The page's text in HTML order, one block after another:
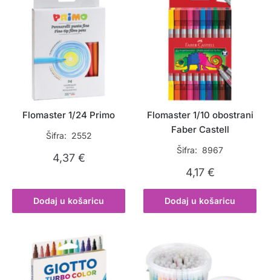
Flomaster 1/24 Primo
Šifra: 2552
4,37 €
Dodaj u košaricu
Flomaster 1/10 obostrani
Faber Castell
Šifra: 8967
4,17 €
Dodaj u košaricu